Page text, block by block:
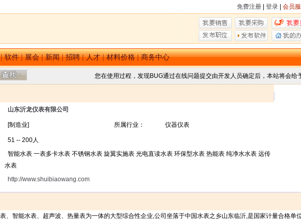
免费注册 登录 会员
软件|展会|新闻|招聘|人才|材料价格|商务中心
您在使用过程，发现BUG通过在线问题提交由开发人员确定后，本站将会给
山东沂龙仪表有限公司
[制造业] 所属行业： 仪器仪表
51 -- 200人
智能水表 一表多卡水表 不锈钢水表 旋翼实施表 光电直读水表 环保型水表 热能表 纯净水水表 远传
水表
http://www.shuibiaowang.com
、智能水表、超声波、热量表为一体的大型综合性企业,公司坐落于中国水表之乡山东临沂,是国家计量合格单